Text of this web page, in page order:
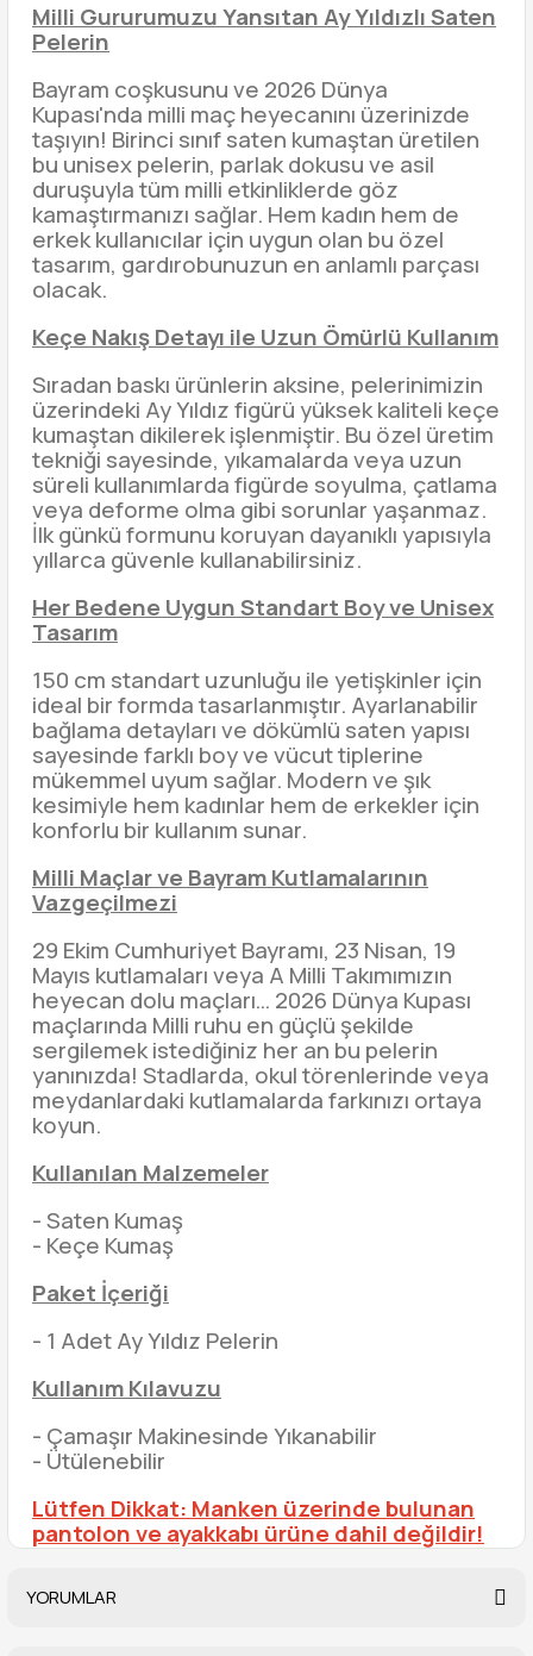
Milli Gururumuzu Yansıtan Ay Yıldızlı Saten
Pelerin
Bayram coşkusunu ve 2026 Dünya
Kupası'nda milli maç heyecanını üzerinizde
taşıyın! Birinci sınıf saten kumaştan üretilen
bu unisex pelerin, parlak dokusu ve asil
duruşuyla tüm milli etkinliklerde göz
kamaştırmanızı sağlar. Hem kadın hem de
erkek kullanıcılar için uygun olan bu özel
tasarım, gardırobunuzun en anlamlı parçası
olacak.
Keçe Nakış Detayı ile Uzun Ömürlü Kullanım
Sıradan baskı ürünlerin aksine, pelerinimizin
üzerindeki Ay Yıldız figürü yüksek kaliteli keçe
kumaştan dikilerek işlenmiştir. Bu özel üretim
tekniği sayesinde, yıkamalarda veya uzun
süreli kullanımlarda figürde soyulma, çatlama
veya deforme olma gibi sorunlar yaşanmaz.
İlk günkü formunu koruyan dayanıklı yapısıyla
yıllarca güvenle kullanabilirsiniz.
Her Bedene Uygun Standart Boy ve Unisex
Tasarım
150 cm standart uzunluğu ile yetişkinler için
ideal bir formda tasarlanmıştır. Ayarlanabilir
bağlama detayları ve dökümlü saten yapısı
sayesinde farklı boy ve vücut tiplerine
mükemmel uyum sağlar. Modern ve şık
kesimiyle hem kadınlar hem de erkekler için
konforlu bir kullanım sunar.
Milli Maçlar ve Bayram Kutlamalarının
Vazgeçilmezi
29 Ekim Cumhuriyet Bayramı, 23 Nisan, 19
Mayıs kutlamaları veya A Milli Takımımızın
heyecan dolu maçları… 2026 Dünya Kupası
maçlarında Milli ruhu en güçlü şekilde
sergilemek istediğiniz her an bu pelerin
yanınızda! Stadlarda, okul törenlerinde veya
meydanlardaki kutlamalarda farkınızı ortaya
koyun.
Kullanılan Malzemeler
- Saten Kumaş
- Keçe Kumaş
Paket İçeriği
- 1 Adet Ay Yıldız Pelerin
Kullanım Kılavuzu
- Çamaşır Makinesinde Yıkanabilir
- Ütülenebilir
Lütfen Dikkat: Manken üzerinde bulunan
pantolon ve ayakkabı ürüne dahil değildir!
YORUMLAR